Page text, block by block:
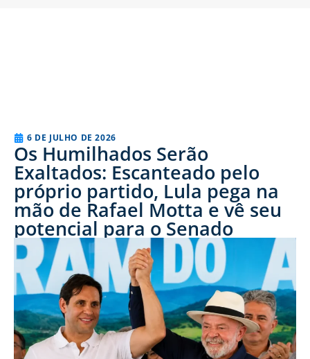
6 DE JULHO DE 2026
Os Humilhados Serão
Exaltados: Escanteado pelo
próprio partido, Lula pega na
mão de Rafael Motta e vê seu
potencial para o Senado